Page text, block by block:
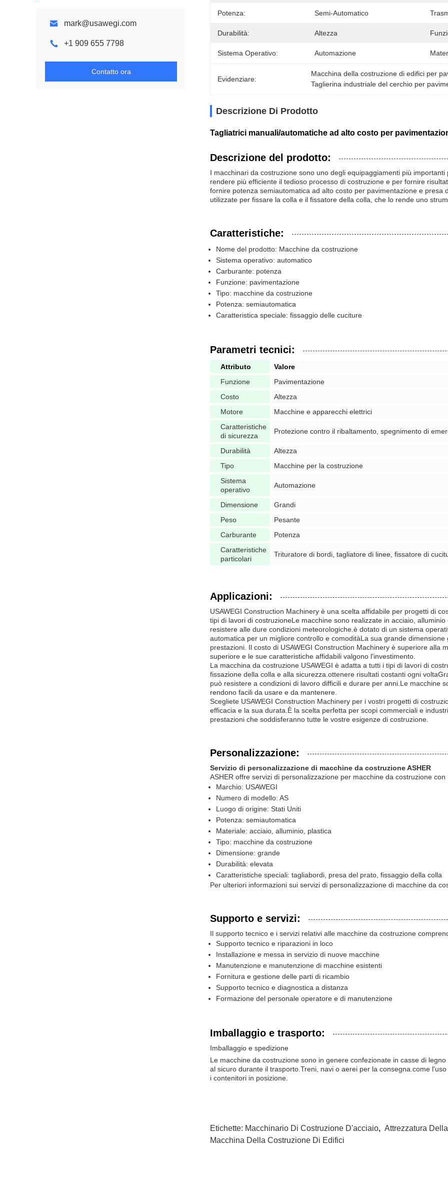
mark@usawegi.com
+1 909 655 7798
Contatto ora
Potenza: Semi-Automatico
Durabilità: Altezza
Sistema Operativo: Automazione
Evidenziare:
Macchina della costruzione di edifici per
Taglierina industriale del cerchio per
Descrizione Di Prodotto
Tagliatrici manuali/automatiche ad alto costo per
Descrizione del prodotto:
I macchinari da costruzione sono uno degli equipaggiamenti più
rendere più efficiente il tedioso processo di costruzione e per fornire
fornire potenza semiautomatica ad alto costo per pavimentazione e
utilizzate per fissare la colla e il fissatore della colla, che lo rende uno
Caratteristiche:
Nome del prodotto: Macchine da costruzione
Sistema operativo: automatico
Carburante: potenza
Funzione: pavimentazione
Tipo: macchine da costruzione
Potenza: semiautomatica
Caratteristica speciale: fissaggio delle cuciture
Parametri tecnici:
Attributo
Valore
Funzione
Pavimentazione
Costo
Altezza
Motore
Macchine e apparecchi elettrici
Caratteristiche
di sicurezza
Protezione contro il ribaltamento, spegnimento di
Durabilità
Altezza
Tipo
Macchine per la costruzione
Sistema
operativo
Automazione
Dimensione
Grandi
Peso
Pesante
Carburante
Potenza
Caratteristiche
particolari
Trituratore di bordi, tagliatore di linee, fissatore di
Applicazioni:
USAWEGI Construction Machinery è una scelta affidabile per progetti di
tipi di lavori di costruzioneLe macchine sono realizzate in acciaio,
resistere alle dure condizioni meteorologiche.è dotato di un sistema
automatica per un migliore controllo e comoditàLa sua grande
prestazioni. Il costo di USAWEGI Construction Machinery è superiore alla
superiore e le sue caratteristiche affidabili valgono l'investimento.
La macchina da costruzione USAWEGI è adatta a tutti i tipi di lavori di
fissazione della colla e alla sicurezza.ottenere risultati costanti ogni
può resistere a condizioni di lavoro difficili e durare per anni.Le macchine
rendono facili da usare e da mantenere.
Scegliete USAWEGI Construction Machinery per i vostri progetti di
efficacia e la sua durata.È la scelta perfetta per scopi commerciali e
prestazioni che soddisferanno tutte le vostre esigenze di costruzione.
Personalizzazione:
Servizio di personalizzazione di macchine da costruzione ASHER
ASHER offre servizi di personalizzazione per macchine da costruzione
Marchio: USAWEGI
Numero di modello: AS
Luogo di origine: Stati Uniti
Potenza: semiautomatica
Materiale: acciaio, alluminio, plastica
Tipo: macchine da costruzione
Dimensione: grande
Durabilità: elevata
Caratteristiche speciali: tagliabordi, presa del prato, fissaggio della colla
Per ulteriori informazioni sui servizi di personalizzazione di macchine da
Supporto e servizi:
Il supporto tecnico e i servizi relativi alle macchine da costruzione
Supporto tecnico e riparazioni in loco
Installazione e messa in servizio di nuove macchine
Manutenzione e manutenzione di macchine esistenti
Fornitura e gestione delle parti di ricambio
Supporto tecnico e diagnostica a distanza
Formazione del personale operatore e di manutenzione
Imballaggio e trasporto:
Imballaggio e spedizione
Le macchine da costruzione sono in genere confezionate in casse di
al sicuro durante il trasporto.Treni, navi o aerei per la consegna.come
i contenitori in posizione.
Etichette: Macchinario Di Costruzione D'acciaio, Attrezzatura
Macchina Della Costruzione Di Edifici